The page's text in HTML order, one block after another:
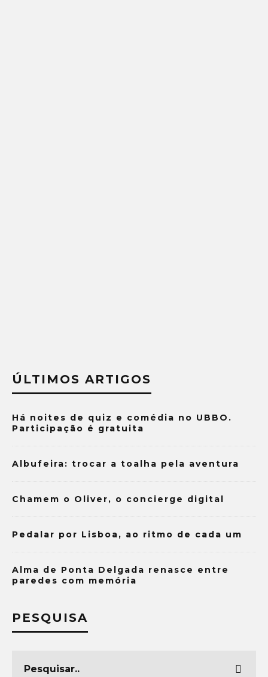
ÚLTIMOS ARTIGOS
Há noites de quiz e comédia no UBBO.
Participação é gratuita
Albufeira: trocar a toalha pela aventura
Chamem o Oliver, o concierge digital
Pedalar por Lisboa, ao ritmo de cada um
Alma de Ponta Delgada renasce entre
paredes com memória
PESQUISA